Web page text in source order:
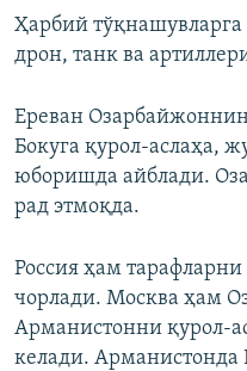
Ҳарбий тўқнашувларга
дрон, танк ва
Ереван
Бокуга қурол-аслаҳа,
юборишда айблади.
рад этмоқда.
Россия ҳам
чорлади. Москва ҳам
Арманистонни қурол-
келади. Арманистонда